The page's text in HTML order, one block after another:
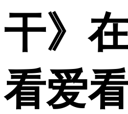
干》
看爱